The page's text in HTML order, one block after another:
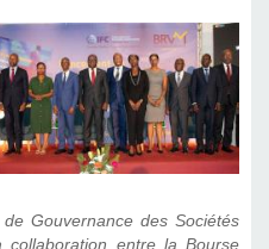
Gouvernance des Sociétés
entre la Bourse